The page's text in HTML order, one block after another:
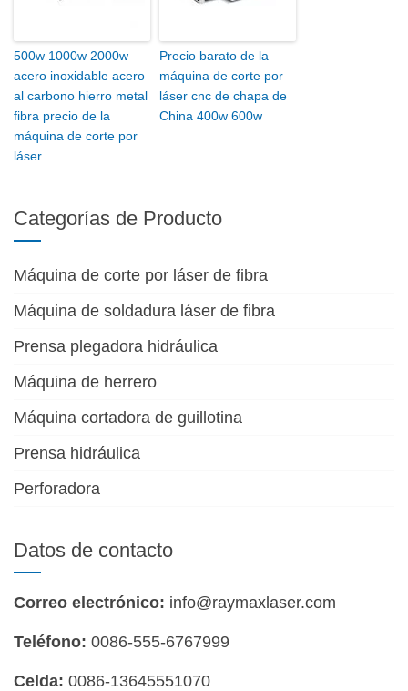
500w 1000w 2000w
acero inoxidable acero
al carbono hierro metal
fibra precio de la
máquina de corte por
láser
Precio barato de la
máquina de corte por
láser cnc de chapa de
China 400w 600w
Categorías de Producto
Máquina de corte por láser de fibra
Máquina de soldadura láser de fibra
Prensa plegadora hidráulica
Máquina de herrero
Máquina cortadora de guillotina
Prensa hidráulica
Perforadora
Datos de contacto
Correo electrónico: info@raymaxlaser.com
Teléfono: 0086-555-6767999
Celda: 0086-13645551070